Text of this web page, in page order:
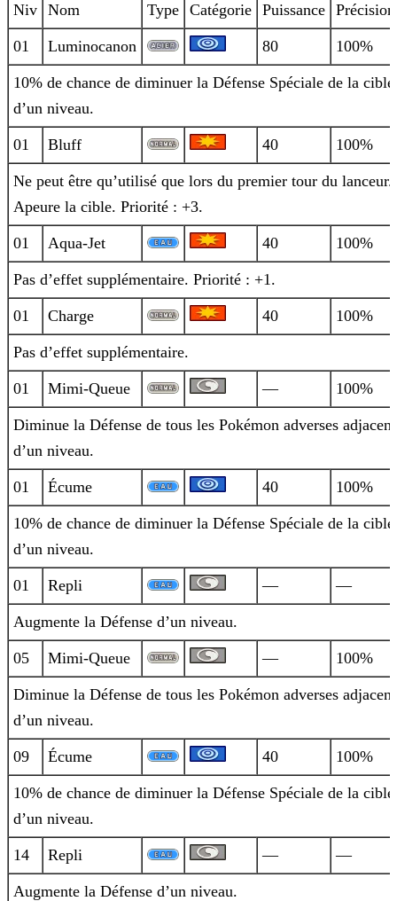
Niv Nom Type Catégorie Puissance Précision
01 Luminocanon 80 100%
10% de chance de diminuer la Défense Spéciale de la cible
d’un niveau.
01 Bluff 40 100%
Ne peut être qu’utilisé que lors du premier tour du lanceur.
Apeure la cible. Priorité : +3.
01 Aqua-Jet 40 100%
Pas d’effet supplémentaire. Priorité : +1.
01 Charge 40 100%
Pas d’effet supplémentaire.
01 Mimi-Queue — 100%
Diminue la Défense de tous les Pokémon adverses
d’un niveau.
01 Écume 40 100%
10% de chance de diminuer la Défense Spéciale de la cible
d’un niveau.
01 Repli — —
Augmente la Défense d’un niveau.
05 Mimi-Queue — 100%
Diminue la Défense de tous les Pokémon adverses
d’un niveau.
09 Écume 40 100%
10% de chance de diminuer la Défense Spéciale de la cible
d’un niveau.
14 Repli — —
Augmente la Défense d’un niveau.